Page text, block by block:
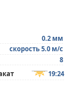
0.2 мм
скорость 5.0 м/с
8
19:24